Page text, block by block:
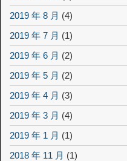
2019 年 8 月 (4)
2019 年 7 月 (1)
2019 年 6 月 (2)
2019 年 5 月 (2)
2019 年 4 月 (3)
2019 年 3 月 (4)
2019 年 1 月 (1)
2018 年 11 月 (1)